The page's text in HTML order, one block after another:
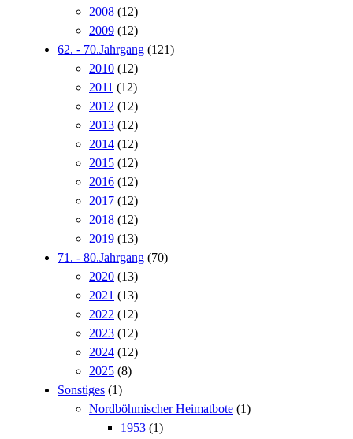
2008 (12)
2009 (12)
62. - 70.Jahrgang (121)
2010 (12)
2011 (12)
2012 (12)
2013 (12)
2014 (12)
2015 (12)
2016 (12)
2017 (12)
2018 (12)
2019 (13)
71. - 80.Jahrgang (70)
2020 (13)
2021 (13)
2022 (12)
2023 (12)
2024 (12)
2025 (8)
Sonstiges (1)
Nordböhmischer Heimatbote (1)
1953 (1)